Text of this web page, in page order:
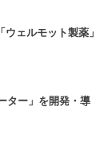
ェルモット製薬」
ター」を開発・導